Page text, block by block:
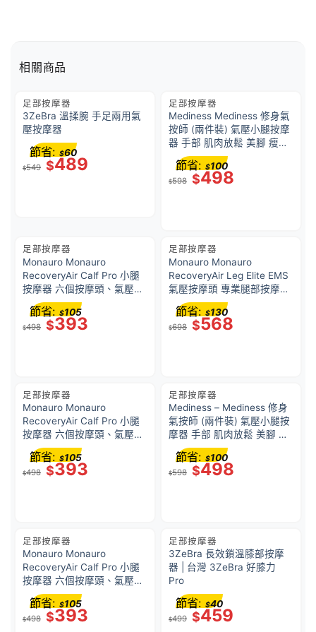
相關商品
足部按摩器
3ZeBra 溫揉腕 手足兩用氣
壓按摩器
$549 $489
節省: $60
足部按摩器
Mediness Mediness 修身氣
按師 (兩件裝) 氣壓小腿按摩
器 手部 肌肉放鬆 美腳 瘦腿
家用腿部按摩機 辦公室 無線
按摩儀 Type C 充電 足部家
用揉捏按腳器 小腿按摩 腿部
$598 $498
節省: $100
足部按摩器
Monauro Monauro
RecoveryAir Calf Pro 小腿
按摩器 六個按摩頭、氣壓、
熱敷 MC06 – 薰衣草紫色
(專為跑者設計的無線熱敷氣
壓按摩器)
$498 $393
節省: $105
足部按摩器
Monauro Monauro
RecoveryAir Leg Elite EMS
氣壓按摩頭 專業腿部按摩器
ML01 – 青提子綠
$698 $568
節省: $130
足部按摩器
Monauro Monauro
RecoveryAir Calf Pro 小腿
按摩器 六個按摩頭、氣壓、
熱敷 MC06 – 活力橙色 (專
為跑者設計的無線熱敷氣壓
按摩器)
$498 $393
節省: $105
足部按摩器
Mediness – Mediness 修身
氣按師 (兩件裝) 氣壓小腿按
摩器 手部 肌肉放鬆 美腳 瘦
腿 家用腿部按摩機 辦公室
無線 按摩儀 Type C 充電 足
部家用揉捏按腳器 小腿按摩
$598 $498
節省: $100
足部按摩器
Monauro Monauro
RecoveryAir Calf Pro 小腿
按摩器 六個按摩頭、氣壓、
熱敷 MC06 – 青提綠色 (專
為跑者設計的無線熱敷氣壓
按摩器)
$498 $393
節省: $105
足部按摩器
3ZeBra 長效鎖溫膝部按摩
器 | 台灣 3ZeBra 好膝力
Pro
$499 $459
節省: $40